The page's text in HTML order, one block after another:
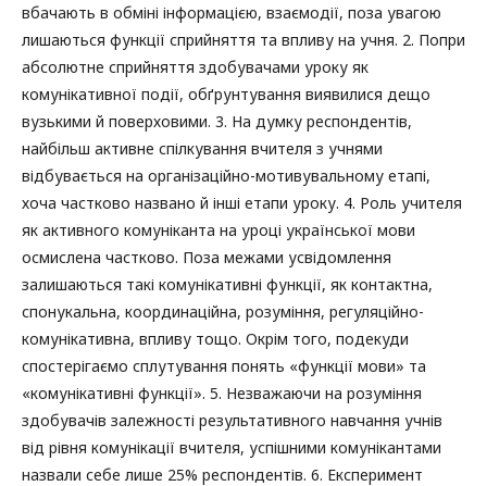
вбачають в обміні інформацією, взаємодії, поза увагою
лишаються функції сприйняття та впливу на учня. 2. Попри
абсолютне сприйняття здобувачами уроку як
комунікативної події, обґрунтування виявилися дещо
вузькими й поверховими. 3. На думку респондентів,
найбільш активне спілкування вчителя з учнями
відбувається на організаційно-мотивувальному етапі,
хоча частково названо й інші етапи уроку. 4. Роль учителя
як активного комуніканта на уроці української мови
осмислена частково. Поза межами усвідомлення
залишаються такі комунікативні функції, як контактна,
спонукальна, координаційна, розуміння, регуляційно-
комунікативна, впливу тощо. Окрім того, подекуди
спостерігаємо сплутування понять «функції мови» та
«комунікативні функції». 5. Незважаючи на розуміння
здобувачів залежності результативного навчання учнів
від рівня комунікації вчителя, успішними комунікантами
назвали себе лише 25% респондентів. 6. Експеримент